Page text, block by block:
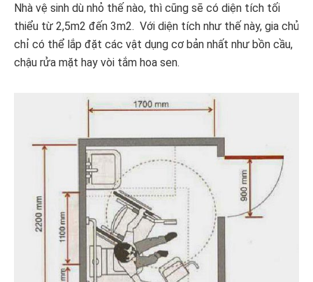
Nhà vệ sinh dù nhỏ thế nào, thì cũng sẽ có diện tích tối
thiểu từ 2,5m2 đến 3m2. Với diện tích như thế này, gia chủ
chỉ có thể lắp đặt các vật dụng cơ bản nhất như bồn cầu,
chậu rửa mặt hay vòi tắm hoa sen.